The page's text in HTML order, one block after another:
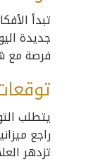
تبدأ
جديدة
فرصة مع
يتطلب
راجع
تزدهر